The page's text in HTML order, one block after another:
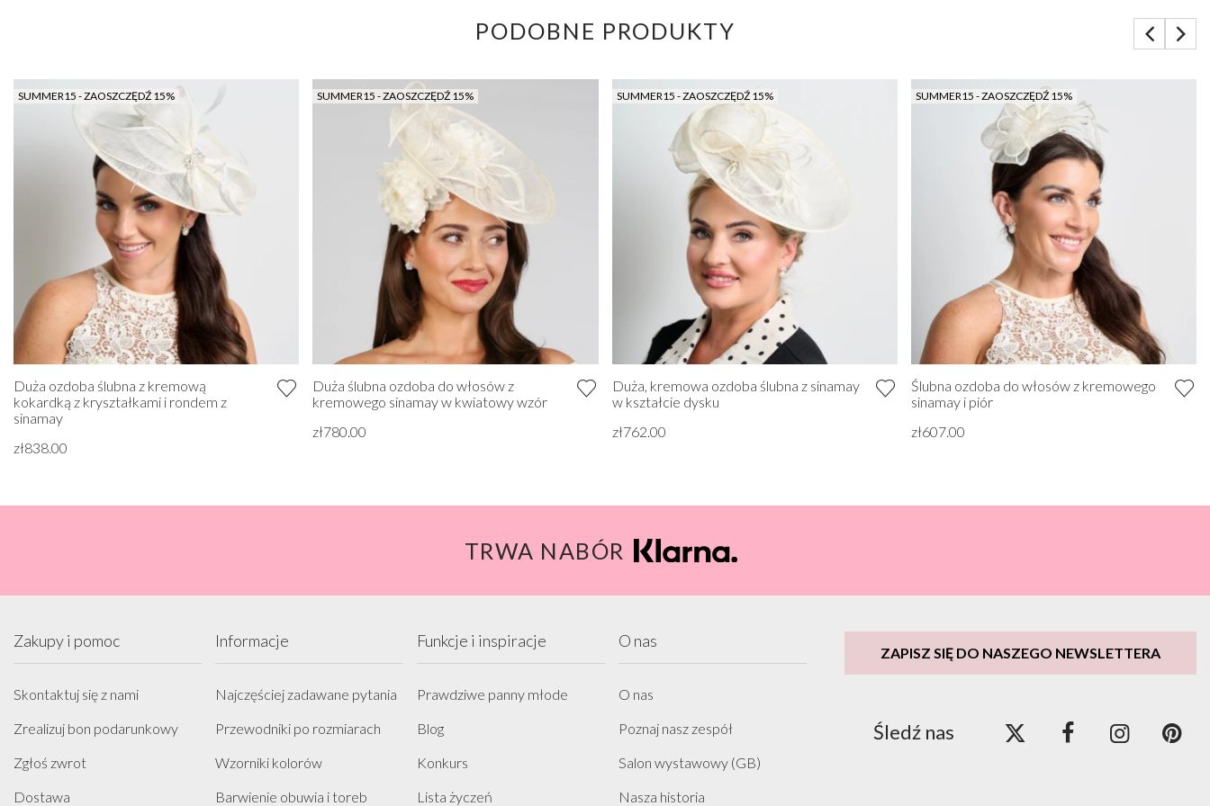
PODOBNE PRODUKTY
SUMMER15 - ZAOSZCZĘDŹ 15%
Duża ozdoba ślubna z kremową
kokardką z kryształkami i rondem z
sinamay
zł838.00
SUMMER15 - ZAOSZCZĘDŹ 15%
Duża ślubna ozdoba do włosów z
kremowego sinamay w kwiatowy wzór
zł780.00
SUMMER15 - ZAOSZCZĘDŹ 15%
Duża, kremowa ozdoba ślubna z sinamay
w kształcie dysku
zł762.00
SUMMER15 - ZAOSZCZĘDŹ 15%
Ślubna ozdoba do włosów z kremowego
sinamay i piór
zł607.00
TRWA NABÓR
Zakupy i pomoc
Skontaktuj się z nami
Zrealizuj bon podarunkowy
Zgłoś zwrot
Dostawa
Informacje
Najczęściej zadawane pytania
Przewodniki po rozmiarach
Wzorniki kolorów
Barwienie obuwia i toreb
Funkcje i inspiracje
Prawdziwe panny młode
Blog
Konkurs
Lista życzeń
O nas
O nas
Poznaj nasz zespół
Salon wystawowy (GB)
Nasza historia
ZAPISZ SIĘ DO NASZEGO NEWSLETTERA
Śledź nas